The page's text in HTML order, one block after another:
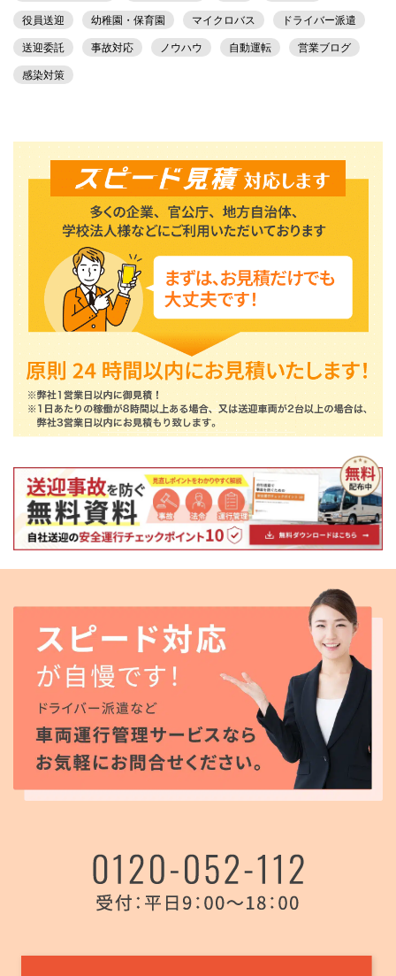
役員送迎 幼稚園・保育園 マイクロバス ドライバー派遣
送迎委託 事故対応 ノウハウ 自動運転 営業ブログ
感染対策